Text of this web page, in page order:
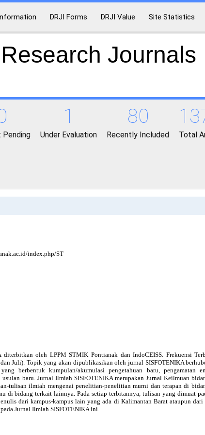
DRJI Forms DRJI Value Site Statistics
Journals
Pending
1
Under Evaluation
80
Recently Included Total
index.php/ST
diterbitkan oleh LPPM STMIK Pontianak dan IndoCEISS. Frekuensi
Juli). Topik yang akan dipublikasikan oleh jurnal SISFOTENIKA
berbentuk kumpulan/akumulasi pengetahuan baru, pengamatan
usulan baru. Jurnal Ilmiah SISFOTENIKA merupakan Jurnal Keilmuan
tulisan ilmiah mengenai penelitian-penelitian murni dan terapan di
di bidang terkait lainnya. Pada setiap terbitannya, tulisan yang dimuat
dari kampus-kampus lain yang ada di Kalimantan Barat ataupun dari
Jurnal Ilmiah SISFOTENIKA ini.